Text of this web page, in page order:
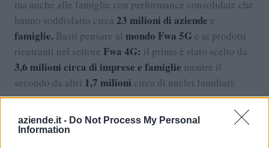
aziende.it - Do Not Process My Personal
Information
ma anche alle famiglie con performance consolidate che
hanno soddisfatto circa 23 milioni di aziende e
famiglie. Basti pensare al mondo Fwa 5G e ai prodotti
rientranti nel settore Fwa 4G: il primo è stato scelto da
3,6 milioni circa di imprese e famiglie mentre il
secondo da altri 1,7 milioni circa di nuclei familiari.
Il colosso nato in Gran Bretagna tiene a precisare che il
fatturato 2023va letto nell'ottica di un cambiamento